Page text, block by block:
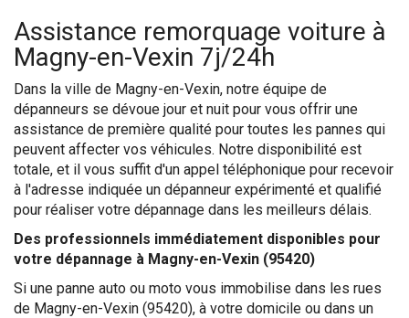
Assistance remorquage voiture à
Magny-en-Vexin 7j/24h
Dans la ville de Magny-en-Vexin, notre équipe de
dépanneurs se dévoue jour et nuit pour vous offrir une
assistance de première qualité pour toutes les pannes qui
peuvent affecter vos véhicules. Notre disponibilité est
totale, et il vous suffit d'un appel téléphonique pour recevoir
à l'adresse indiquée un dépanneur expérimenté et qualifié
pour réaliser votre dépannage dans les meilleurs délais.
Des professionnels immédiatement disponibles pour
votre dépannage à Magny-en-Vexin (95420)
Si une panne auto ou moto vous immobilise dans les rues
de Magny-en-Vexin (95420), à votre domicile ou dans un